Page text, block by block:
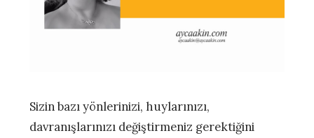
Sizin bazı yönlerinizi, huylarınızı,
davranışlarınızı değiştirmeniz gerektiğini